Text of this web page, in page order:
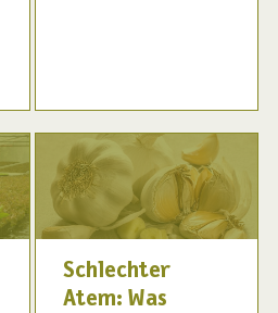
Schlechter
Atem: Was